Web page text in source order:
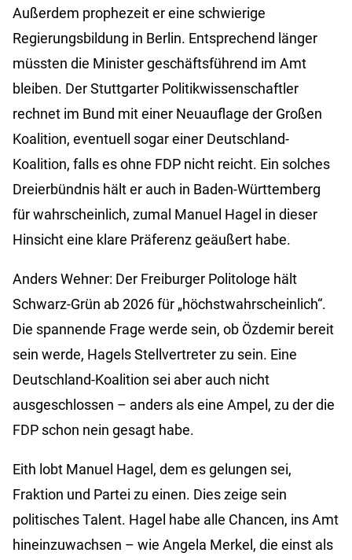
Außerdem prophezeit er eine schwierige
Regierungsbildung in Berlin. Entsprechend länger
müssten die Minister geschäftsführend im Amt
bleiben. Der Stuttgarter Politikwissenschaftler
rechnet im Bund mit einer Neuauflage der Großen
Koalition, eventuell sogar einer Deutschland-
Koalition, falls es ohne FDP nicht reicht. Ein solches
Dreierbündnis hält er auch in Baden-Württemberg
für wahrscheinlich, zumal Manuel Hagel in dieser
Hinsicht eine klare Präferenz geäußert habe.
Anders Wehner: Der Freiburger Politologe hält
Schwarz-Grün ab 2026 für „höchstwahrscheinlich“.
Die spannende Frage werde sein, ob Özdemir bereit
sein werde, Hagels Stellvertreter zu sein. Eine
Deutschland-Koalition sei aber auch nicht
ausgeschlossen – anders als eine Ampel, zu der die
FDP schon nein gesagt habe.
Eith lobt Manuel Hagel, dem es gelungen sei,
Fraktion und Partei zu einen. Dies zeige sein
politisches Talent. Hagel habe alle Chancen, ins Amt
hineinzuwachsen – wie Angela Merkel, die einst als